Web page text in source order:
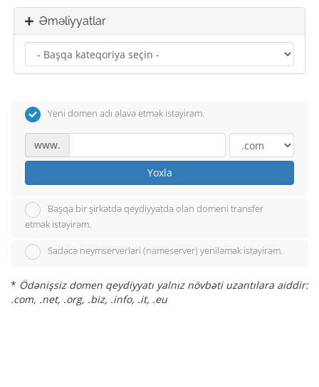
Əməliyyatlar
Yeni domen adı əlavə etmək istəyirəm.
www.
Yoxla
Başqa bir şirkətdə qeydiyyatda olan domeni transfer
etmək istəyirəm.
Sadəcə neymserverləri (nameserver) yeniləmək istəyirəm.
* Ödənişsiz domen qeydiyyatı yalnız növbəti uzantılara aiddir:
.com, .net, .org, .biz, .info, .it, .eu